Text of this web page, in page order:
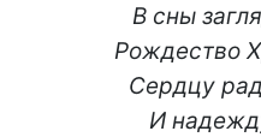
В сны
Рождество
Сердцу
И